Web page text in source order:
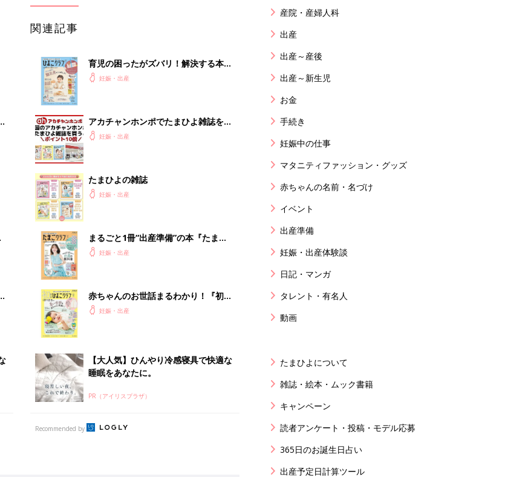
関連記事
育児の困ったがズバリ！解決する本
『ひよこクラブ 秋号』 4カ月～2才
妊娠・出産
アカチャンホンポでたまひよ雑誌を買
うとポイント10倍【期間限定】
妊娠・出産
たまひよの雑誌
妊娠・出産
まるごと1冊“出産準備”の本『たまご
クラブ 夏号』〈スペシャル大特集〉
妊娠・出産
赤ちゃんのお世話まるわかり！『初め
てのひよこクラブ 夏号』〈巻頭大特
妊娠・出産
【大人気】ひんやり冷感寝具で快適な
睡眠をあなたに。
PR（アイリスプラザ）
Recommended by
産院・産婦人科
出産
出産～産後
出産～新生児
お金
手続き
妊娠中の仕事
マタニティファッション・グッズ
赤ちゃんの名前・名づけ
イベント
出産準備
妊娠・出産体験談
日記・マンガ
タレント・有名人
動画
たまひよについて
雑誌・絵本・ムック書籍
キャンペーン
読者アンケート・投稿・モデル応募
365日のお誕生日占い
出産予定日計算ツール